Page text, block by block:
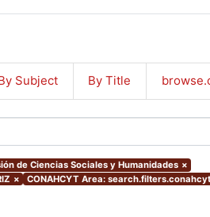
Subject By Title
de Ciencias Sociales y Humanidades ×
× CONAHCYT Area: